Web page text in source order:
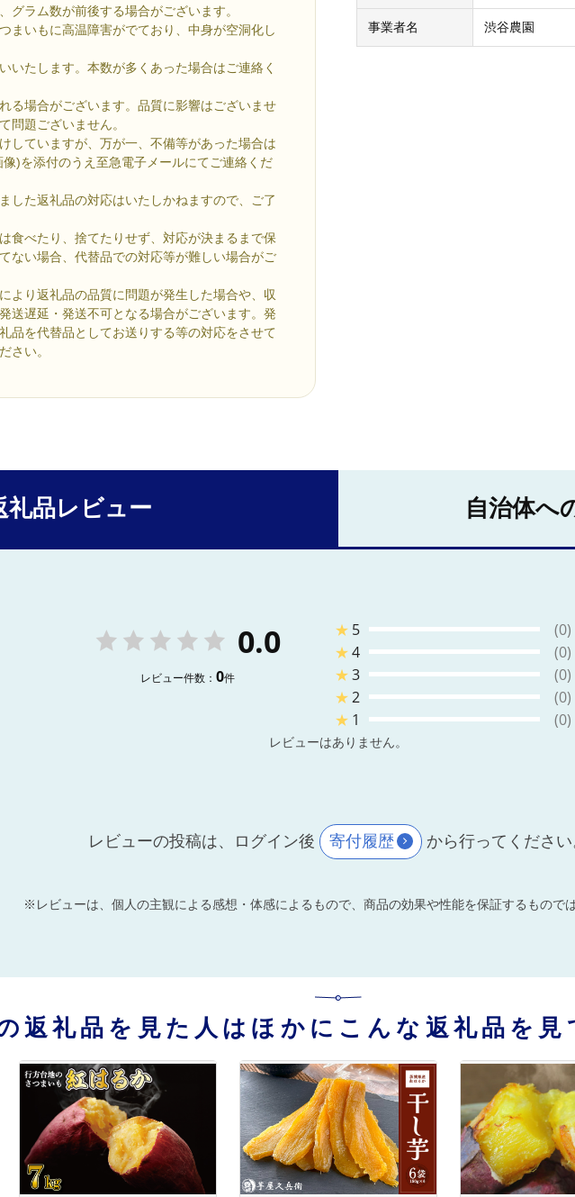
グラム数が前後する場合がございます。
まいもに高温障害がでており、中身が空洞化し
いたします。本数が多くあった場合はご連絡く
る場合がございます。品質に影響はございませ
問題ございません。
していますが、万が一、不備等があった場合は
)を添付のうえ至急電子メールにてご連絡くだ
した返礼品の対応はいたしかねますので、ご了
食べたり、捨てたりせず、対応が決まるまで保
ない場合、代替品での対応等が難しい場合がご
より返礼品の品質に問題が発生した場合や、収
送遅延・発送不可となる場合がございます。発
品を代替品としてお送りする等の対応をさせて
さい。
事業者名 渋谷農園
礼品レビュー 自治体へ
0.0
レビュー件数： 0件
★ 5
(0)
★4
(0)
★3
(0)
★2
(0)
★ 1 (0)
レビューはありません。
レビューの投稿は、ログイン後 寄付履歴 から行ってください
※レビューは、個人の主観による感想・体感によるもので、商品の効果や性能を保証するものでは
返礼品を見た人はほかにこんな返礼品を見